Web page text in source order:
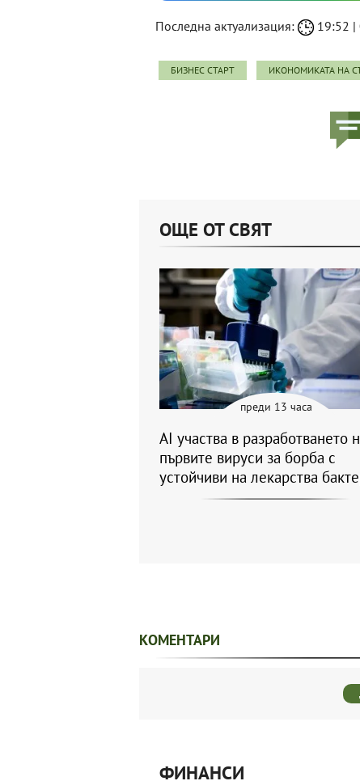
Последна актуализация: 19:52 |
БИЗНЕС СТАРТ ИКОНОМИКАТА НА
ОЩЕ ОТ СВЯТ
преди 13 часа
AI участва в разработването
първите вируси за борба с
устойчиви на лекарства
КОМЕНТАРИ
ФИНАНСИ